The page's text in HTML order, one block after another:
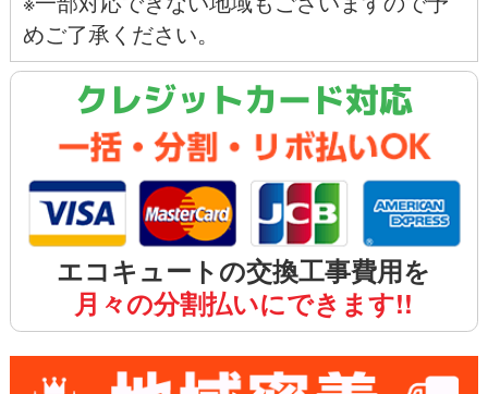
めご了承ください。
クレジットカード対応
エコキュートの交換工事費用を
月々の分割払いにできます!!